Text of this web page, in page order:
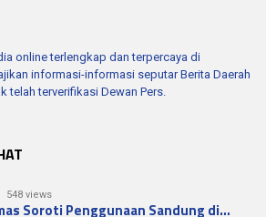
online terlengkap dan terpercaya di
informasi-informasi seputar Berita Daerah
telah terverifikasi Dewan Pers.
548 views
Soroti Penggunaan Sandung di…